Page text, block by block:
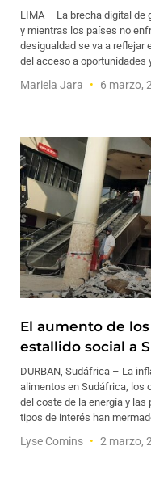
LIMA – La brecha digital de
y mientras los países no
desigualdad se va a reflejar
del acceso a oportunidades
Mariela Jara 6 marzo,
El aumento de
estallido social a
DURBAN, Sudáfrica – La
alimentos en Sudáfrica, los
del coste de la energía y
tipos de interés han
Lyse Comins 2 marzo,